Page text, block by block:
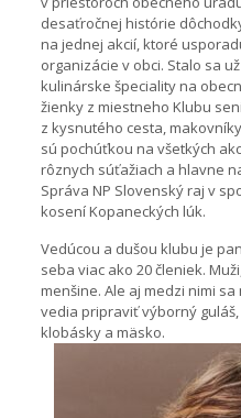
desaťročnej histórie
na jednej akcií, ktoré
organizácie v obci. Stalo sa
kulinárske špeciality na
žienky z miestneho Klubu
z kysnutého cesta,
sú pochúťkou na všetkých
rôznych súťažiach a hlavne
Správa NP Slovenský raj v
kosení Kopaneckých lúk.
Vedúcou a dušou klubu je
seba viac ako 20 členiek.
menšine. Ale aj medzi nimi
vedia pripraviť výborný
klobásky a mäsko.